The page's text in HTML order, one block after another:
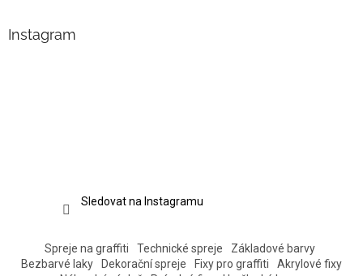
Instagram
Sledovat na Instagramu
Spreje na graffiti Technické spreje
Základové barvy
Bezbarvé laky
Dekorační spreje Fixy pro graffiti
Akrylové fixy